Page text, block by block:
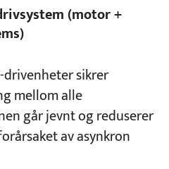
(motor +
sikrer
mellom alle
går jevnt og reduserer
av asynkron